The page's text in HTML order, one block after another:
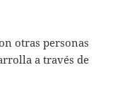
otras personas
a través de